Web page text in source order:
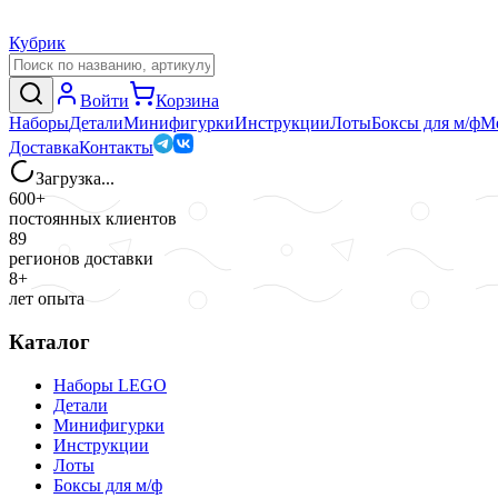
Кубрик
Войти
Корзина
НаборыДеталиМинифигуркиИнструкцииЛотыБоксы для м/ф
ДоставкаКонтакты
Загрузка...
600+
постоянных клиентов
89
регионов доставки
8+
лет опыта
Каталог
Наборы LEGO
Детали
Минифигурки
Инструкции
Лоты
Боксы для м/ф